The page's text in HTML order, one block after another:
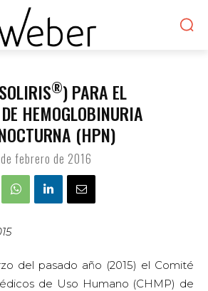
®) PARA EL
HEMOGLOBINURIA
(HPN)
febrero de 2016
del pasado año (2015) el Comité
de Uso Humano (CHMP) de